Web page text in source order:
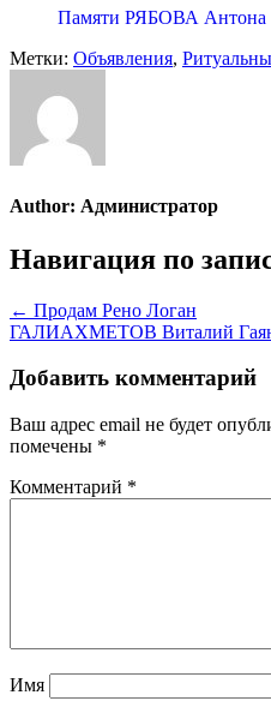
Памяти РЯБОВА Антона
Метки: Объявления,
Author: Администратор
Навигация по
← Продам Рено Логан
ГАЛИАХМЕТОВ Виталий
Добавить комментарий
Ваш адрес email не будет
помечены *
Комментарий *
Имя